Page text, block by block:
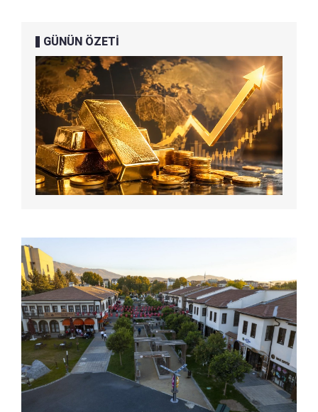
GÜNÜN ÖZETİ